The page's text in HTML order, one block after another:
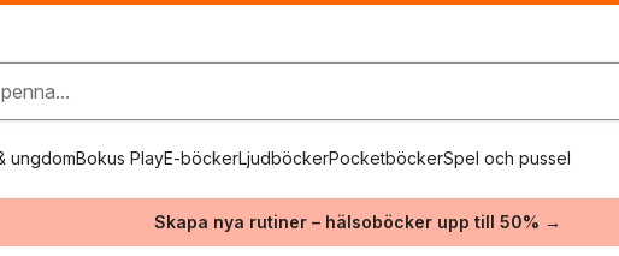
ungdomBokus PlayE-böckerLjudböckerPocketböckerSpel och pussel
Skapa nya rutiner – hälsoböcker upp till 50% →